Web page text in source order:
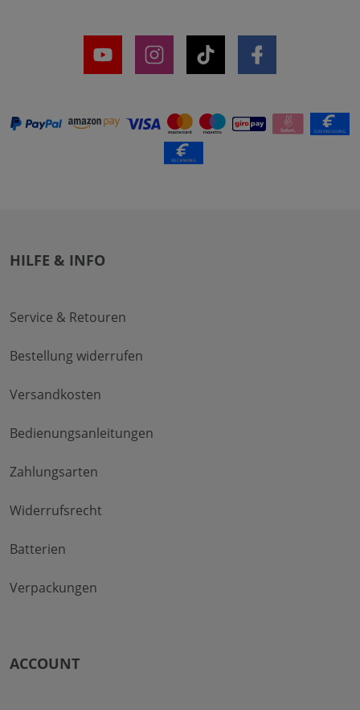
HILFE & INFO
Service & Retouren
Bestellung widerrufen
Versandkosten
Bedienungsanleitungen
Zahlungsarten
Widerrufsrecht
Batterien
Verpackungen
ACCOUNT